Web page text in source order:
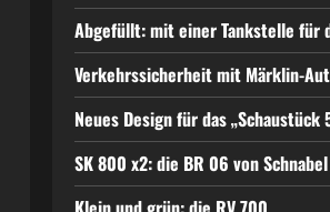
Abgefüllt: mit einer Tankstelle für
Verkehrssicherheit mit Märklin-
Neues Design für das „Schaustück
SK 800 x2: die BR 06 von Schnabel